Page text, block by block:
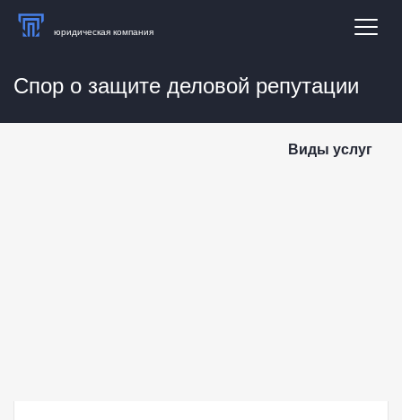
юридическая компания
Спор о защите деловой репутации
Виды услуг